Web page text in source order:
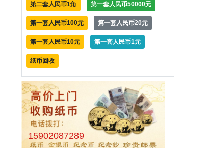
第二套人民币1角 第一套人民币50000元
第一套人民币100元 第一套人民币20元
第一套人民币10元 第一套人民币1元
纸币回收
15902087289